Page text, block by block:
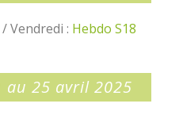
Vendredi : Hebdo S18
au 25 avril 2025